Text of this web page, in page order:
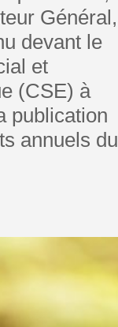
Général,
devant le
et
(CSE) à
publication
annuels du